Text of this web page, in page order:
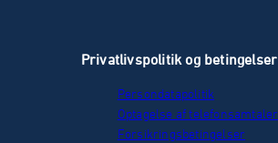
Privatlivspolitik og betingelser
Persondatapolitik
Optagelse af telefonsamtaler
Forsikringsbetingelser